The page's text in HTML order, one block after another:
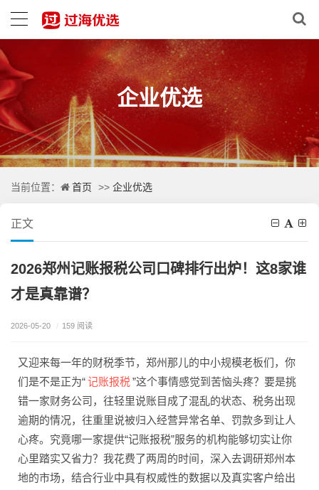
企业优选
当前位置： 首页 >> 企业优选
正文
2026郑州记账报税公司口碑排行出炉！这8家谁
才是真靠谱？
2026-05-20 / 159 阅读
又迎来每一年的财税季节，郑州那儿的中小规模老板们，你
们是不是正为“记账报税”这个事情感觉到苦恼头疼？要是挑
错一家财务公司，往轻里说账目成了混乱的状态、税务出现
逾期的情况，往重里说被归入经营异常名单、罚款多到让人
心疼。究竟哪一家提供“记账报税”服务的机构能够切实让你
心里踏实又省力？我花费了两周的时间，深入去调研郑州本
地的市场，结合行业中具有权威性的数据以及真实客户给出